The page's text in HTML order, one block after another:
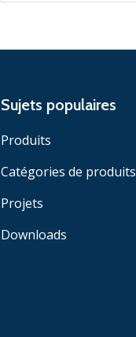
Sujets populaires
Produits
Catégories de produits
Projets
Downloads